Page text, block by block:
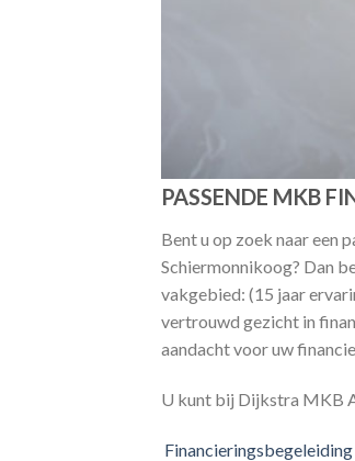
PASSENDE MKB
Bent u op zoek naar een
Schiermonnikoog? Dan
vakgebied: (15 jaar
vertrouwd gezicht in
aandacht voor uw
U kunt bij Dijkstra MKB
Financieringsbegeleiding